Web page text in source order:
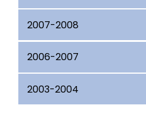
2007-2008
2006-2007
2003-2004